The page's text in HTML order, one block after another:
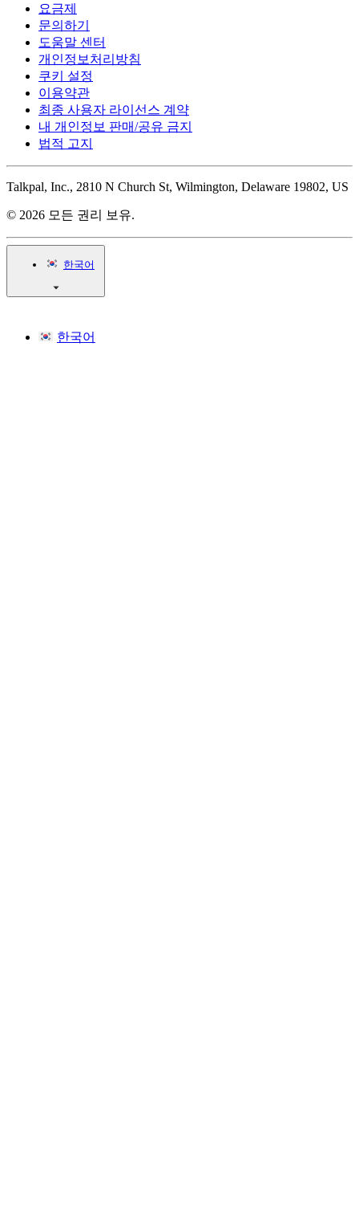
요금제
문의하기
도움말 센터
개인정보처리방침
쿠키 설정
이용약관
최종 사용자 라이선스 계약
내 개인정보 판매/공유 금지
법적 고지
Talkpal, Inc., 2810 N Church St, Wilmington, Delaware 19802, US
© 2026 모든 권리 보유.
한국어
한국어